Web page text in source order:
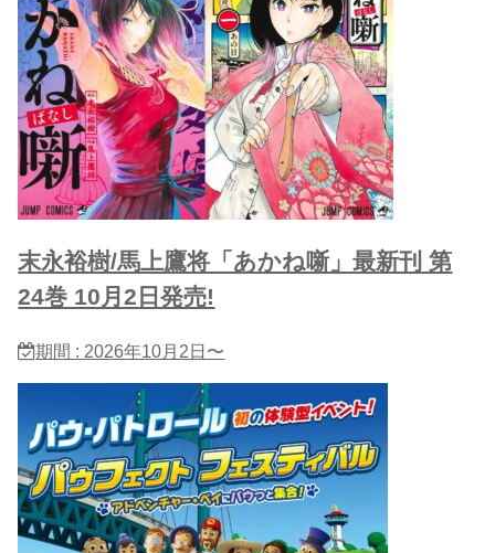
末永裕樹/馬上鷹将「あかね噺」最新刊 第
24巻 10月2日発売!
期間 : 2026年10月2日〜